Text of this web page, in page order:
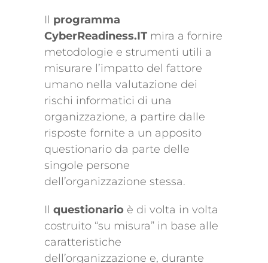
Il programma
CyberReadiness.IT mira a fornire
metodologie e strumenti utili a
misurare l’impatto del fattore
umano nella valutazione dei
rischi informatici di una
organizzazione, a partire dalle
risposte fornite a un apposito
questionario da parte delle
singole persone
dell’organizzazione stessa.
Il questionario è di volta in volta
costruito “su misura” in base alle
caratteristiche
dell’organizzazione e, durante